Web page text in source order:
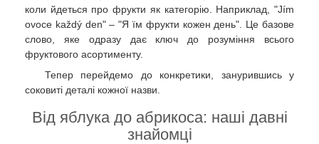
коли йдеться про фрукти як категорію. Наприклад, "Jím
ovoce každý den" – "Я їм фрукти кожен день". Це базове
слово, яке одразу дає ключ до розуміння всього
фруктового асортименту.
Тепер перейдемо до конкретики, занурившись у
соковиті деталі кожної назви.
Від яблука до абрикоса: наші давні
знайомці